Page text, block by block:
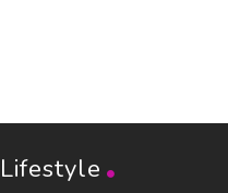
Lifestyle